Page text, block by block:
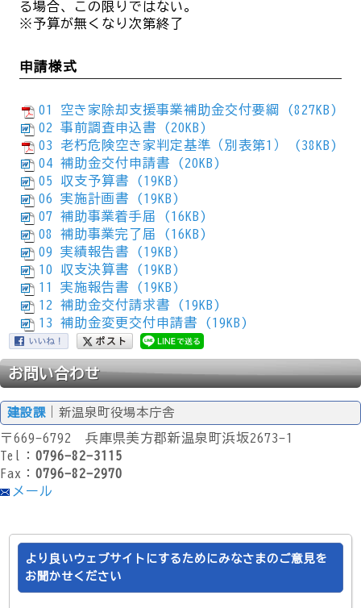
る場合、この限りではない。
※予算が無くなり次第終了
申請様式
01 空き家除却支援事業補助金交付要綱 (827KB)
02 事前調査申込書 (20KB)
03 老朽危険空き家判定基準（別表第1） (38KB)
04 補助金交付申請書 (20KB)
05 収支予算書 (19KB)
06 実施計画書 (19KB)
07 補助事業着手届 (16KB)
08 補助事業完了届 (16KB)
09 実績報告書 (19KB)
10 収支決算書 (19KB)
11 実施報告書 (19KB)
12 補助金交付請求書 (19KB)
13 補助金変更交付申請書 (19KB)
お問い合わせ
建設課 ｜新温泉町役場本庁舎
〒669-6792 兵庫県美方郡新温泉町浜坂2673-1
Tel： 0796-82-3115
Fax： 0796-82-2970
メール
より良いウェブサイトにするためにみなさまのご意見を
お聞かせください